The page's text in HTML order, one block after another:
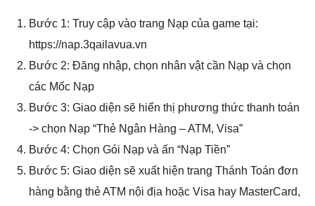
Bước 1: Truy cập vào trang Nạp của game tại:
https://nap.3qailavua.vn
Bước 2: Đăng nhập, chọn nhân vật cần Nạp và chọn
các Mốc Nạp
Bước 3: Giao diện sẽ hiển thị phương thức thanh toán
-> chọn Nạp “Thẻ Ngân Hàng – ATM, Visa”
Bước 4: Chọn Gói Nạp và ấn “Nạp Tiền”
Bước 5: Giao diện sẽ xuất hiện trang Thánh Toán đơn
hàng bằng thẻ ATM nội địa hoặc Visa hay MasterCard,